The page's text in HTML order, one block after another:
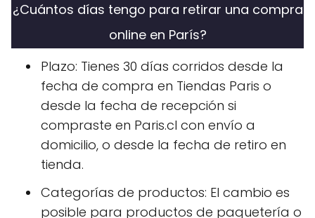
¿Cuántos días tengo para retirar una compra
online en París?
Plazo: Tienes 30 días corridos desde la
fecha de compra en Tiendas Paris o
desde la fecha de recepción si
compraste en Paris.cl con envío a
domicilio, o desde la fecha de retiro en
tienda.
Categorías de productos: El cambio es
posible para productos de paquetería o